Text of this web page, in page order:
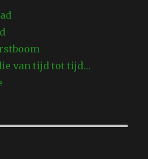
van tijd tot tijd…